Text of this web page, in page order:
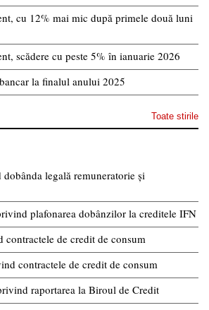
cu 12% mai mic după primele două luni
scădere cu peste 5% în ianuarie 2026
la finalul anului 2025
Toate stirile
legală remuneratorie și
plafonarea dobânzilor la creditele IFN
de credit de consum
contractele de credit de consum
raportarea la Biroul de Credit